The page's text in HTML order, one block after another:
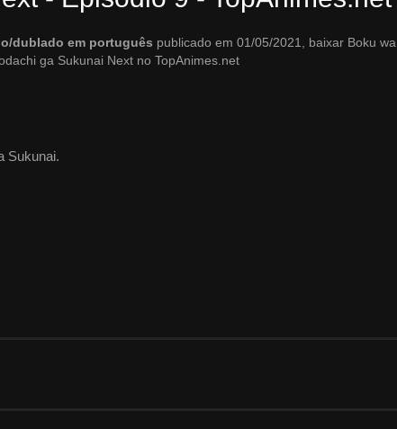
dublado em português publicado em 01/05/2021, baixar Boku wa
ga Sukunai Next no TopAnimes.net
Sukunai.